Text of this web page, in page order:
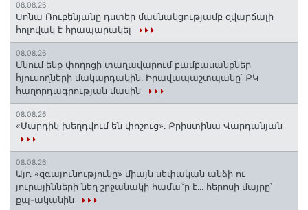
08.08.26
Սոնա Ռուբենյանը դստեր մասնակցությամբ զվարճալի
հոլովակ է հրապարակել
08.08.26
Մնում ենք փողոցի տաղավարում բամբասանքներ
հյուսողների մակարդակին․ Իրավապաշտպանը՝ ՔԿ
հաղորդագրության մասին
08.08.26
«Մարդիկ խեղդվում են փոշուց»․ Քրիստինա Վարդանյան
08.08.26
Այդ «զգայունությունը» միայն սեփական անձի ու
յուրայինների նեղ շրջանակի համա՞ր է․․․ հերոսի մայրը՝
քպ-ականին